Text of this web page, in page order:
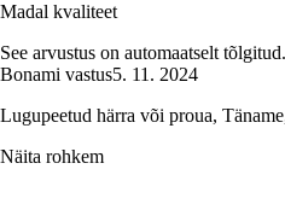
Madal kvaliteet
See arvustus on automaatselt tõlgitud.
Bonami vastus5. 11. 2024
Lugupeetud härra või proua,
Näita rohkem